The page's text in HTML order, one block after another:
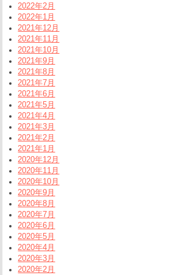
2022年2月
2022年1月
2021年12月
2021年11月
2021年10月
2021年9月
2021年8月
2021年7月
2021年6月
2021年5月
2021年4月
2021年3月
2021年2月
2021年1月
2020年12月
2020年11月
2020年10月
2020年9月
2020年8月
2020年7月
2020年6月
2020年5月
2020年4月
2020年3月
2020年2月